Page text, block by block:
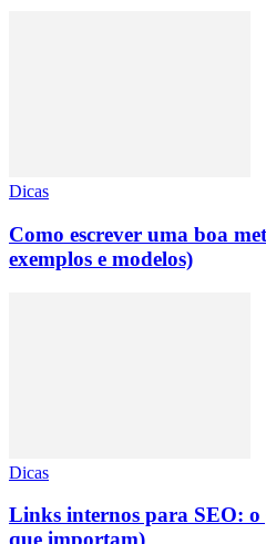
Dicas
Como escrever uma boa
exemplos e modelos)
Dicas
Links internos para SEO: o